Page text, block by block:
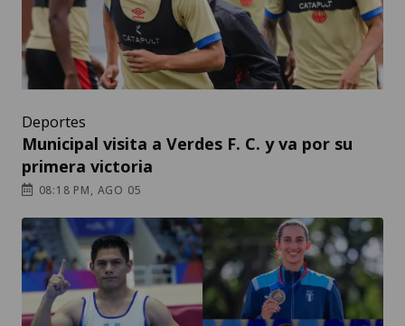
Deportes
Municipal visita a Verdes F. C. y va por su
primera victoria
08:18 PM, AGO 05